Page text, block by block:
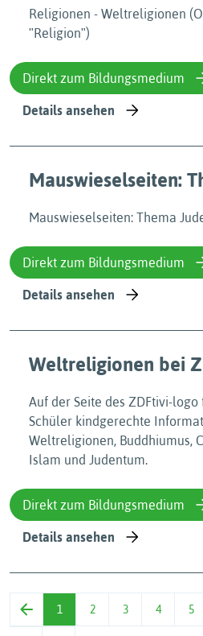
Religionen - Weltreligionen
ʺReligionʺ)
Direkt zum Bildungsmedium
Details ansehen
Mauswieselseiten:
Mauswieselseiten: Thema
Direkt zum Bildungsmedium
Details ansehen
Weltreligionen bei
Auf der Seite des ZDFtivi-
Schüler kindgerechte
Weltreligionen, Buddhiumus,
Islam und Judentum.
Direkt zum Bildungsmedium
Details ansehen
1 2 3 4 5